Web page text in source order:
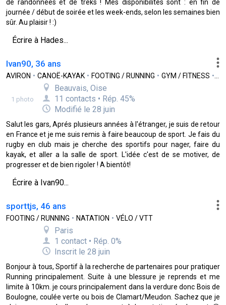
de randonnées et de treks ! Mes disponibilités sont : en fin de
journée / début de soirée et les week-ends, selon les semaines bien
sûr. Au plaisir ! :)
Écrire à Hades...
Ivan90, 36 ans
AVIRON • CANOË-KAYAK • FOOTING / RUNNING • GYM / FITNESS •
1 photo
Beauvais, Oise
11 contacts • Rép. 45%
Modifié le 28 juin
Salut les gars, Aprés plusieurs années à l'étranger, je suis de retour
en France et je me suis remis à faire beaucoup de sport. Je fais du
rugby en club mais je cherche des sportifs pour nager, faire du
kayak, et aller a la salle de sport. L'idée c'est de se motiver, de
progresser et de bien rigoler ! A bientôt!
Écrire à Ivan90...
sporttjs, 46 ans
FOOTING / RUNNING • NATATION • VÉLO / VTT
Paris
1 contact • Rép. 0%
Inscrit le 28 juin
Bonjour à tous, Sportif à la recherche de partenaires pour pratiquer
Running principalement. Suite à une blessure je reprends et me
limite à 10km. je cours principalement dans la verdure donc Bois de
Boulogne, coulée verte ou bois de Clamart/Meudon. Sachez que je